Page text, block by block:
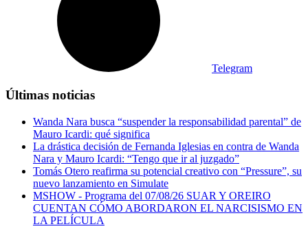
Telegram
Últimas noticias
Wanda Nara busca “suspender la responsabilidad parental” de
Mauro Icardi: qué significa
La drástica decisión de Fernanda Iglesias en contra de Wanda
Nara y Mauro Icardi: “Tengo que ir al juzgado”
Tomás Otero reafirma su potencial creativo con “Pressure”, su
nuevo lanzamiento en Simulate
MSHOW - Programa del 07/08/26 SUAR Y OREIRO
CUENTAN CÓMO ABORDARON EL NARCISISMO EN
LA PELÍCULA